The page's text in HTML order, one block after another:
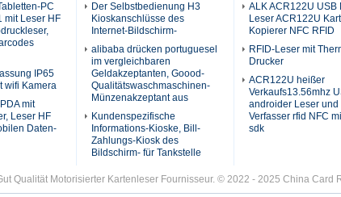
PC
mit Leser HF
IP65
wifi Kamera
mit
Leser HF
Daten-
Der Selbstbedienung H3
Kioskanschlüsse des
Internet-Bildschirm-
alibaba drücken portuguesel
im vergleichbaren
Geldakzeptanten, Goood-
Qualitätswaschmaschinen-
Münzenakzeptant aus
Kundenspezifische
Informations-Kioske, Bill-
Zahlungs-Kiosk des
Bildschirm- für Tankstelle
ALK ACR122U USB
Leser ACR122U
Kopierer NFC RFID
RFID-Leser mit
Drucker
ACR122U heißer
Verkaufs13.56mhz
androider Leser und
Verfasser rfid NFC
sdk
Qualität Motorisierter Kartenleser Fournisseur. © 2022 - 2025 China Card